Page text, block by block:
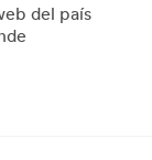
del país